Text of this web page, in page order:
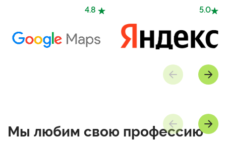
4.8 5.0
Мы любим свою профессию